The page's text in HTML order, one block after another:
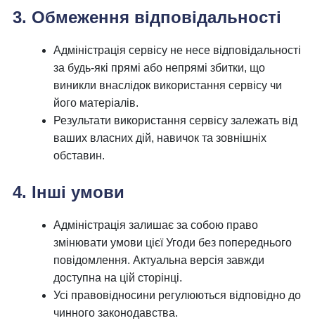
3. Обмеження відповідальності
Адміністрація сервісу не несе відповідальності
за будь-які прямі або непрямі збитки, що
виникли внаслідок використання сервісу чи
його матеріалів.
Результати використання сервісу залежать від
ваших власних дій, навичок та зовнішніх
обставин.
4. Інші умови
Адміністрація залишає за собою право
змінювати умови цієї Угоди без попереднього
повідомлення. Актуальна версія завжди
доступна на цій сторінці.
Усі правовідносини регулюються відповідно до
чинного законодавства.